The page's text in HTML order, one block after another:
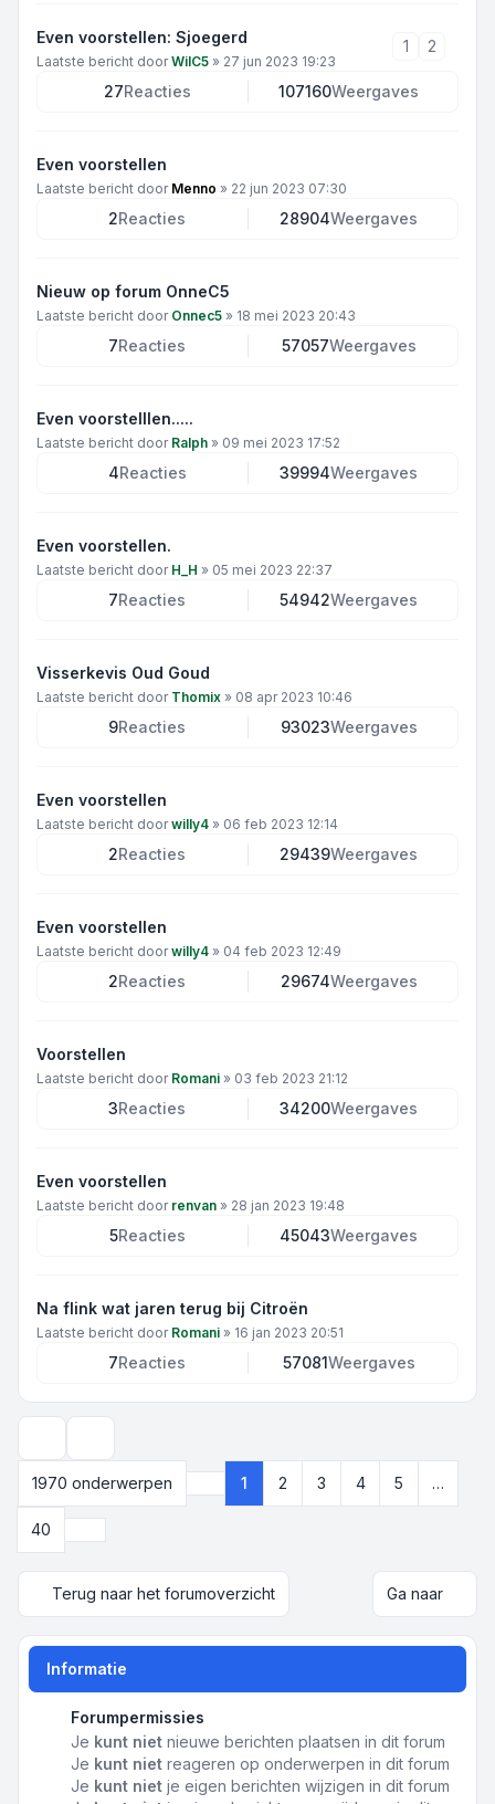
Even voorstellen: Sjoegerd
Laatste bericht doorWilC5 » 27 jun 2023 19:23
1 2
27Reacties 107160Weergaves
Even voorstellen
Laatste bericht door Menno » 22 jun 2023 07:30
2Reacties 28904Weergaves
Nieuw op forum OnneC5
Laatste bericht door Onnec5 » 18 mei 2023 20:43
7Reacties 57057Weergaves
Even voorstelllen.....
Laatste bericht door Ralph » 09 mei 2023 17:52
4Reacties 39994Weergaves
Even voorstellen.
Laatste bericht door H_H » 05 mei 2023 22:37
7Reacties 54942Weergaves
Visserkevis Oud Goud
Laatste bericht door Thomix » 08 apr 2023 10:46
9Reacties 93023Weergaves
Even voorstellen
Laatste bericht doorwilly4 » 06 feb 2023 12:14
2Reacties 29439Weergaves
Even voorstellen
Laatste bericht doorwilly4 » 04 feb 2023 12:49
2Reacties 29674Weergaves
Voorstellen
Laatste bericht door Romani » 03 feb 2023 21:12
3Reacties 34200Weergaves
Even voorstellen
Laatste bericht door renvan » 28 jan 2023 19:48
5Reacties 45043Weergaves
Na flink wat jaren terug bij Citroën
Laatste bericht door Romani » 16 jan 2023 20:51
7Reacties 57081Weergaves
1970 onderwerpen
Pagina van
1 2 3 4 5 …
40
Terug naar het forumoverzicht Ga naar
Informatie
Forumpermissies
Je kunt nietnieuwe berichten plaatsen in dit forum
Je kunt nietreageren op onderwerpen in dit forum
Je kunt nietje eigen berichten wijzigen in dit forum